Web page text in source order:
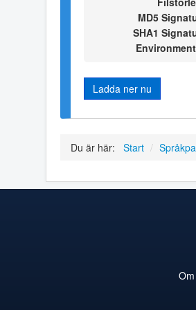
MD5
SHA1
Ladda ner nu
Du är här: Start /